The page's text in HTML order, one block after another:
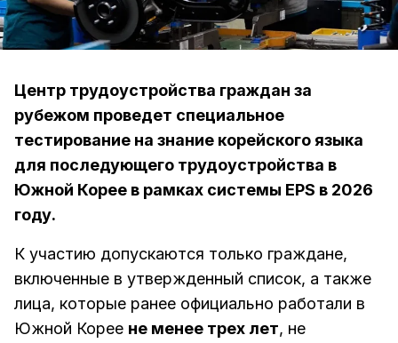
Центр трудоустройства граждан за
рубежом проведет специальное
тестирование на знание корейского языка
для последующего трудоустройства в
Южной Корее в рамках системы EPS в 2026
году.
К участию допускаются только граждане,
включенные в утвержденный список, а также
лица, которые ранее официально работали в
Южной Корее не менее трех лет, не